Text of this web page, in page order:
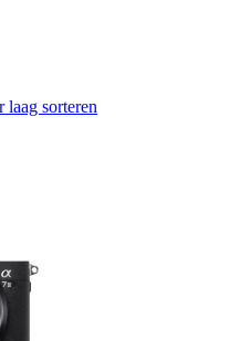
laag sorteren